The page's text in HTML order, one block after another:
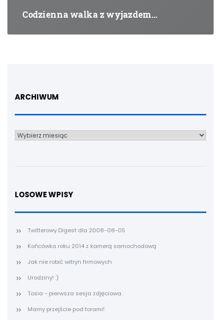
Codzienna walka z wyjazdem…
ARCHIWUM
Archiwum
LOSOWE WPISY
Twitterowy Digest dla 2008-08-05
Końcówka roku 2014 z kamerą samochodową
Jak nie robić witryn firmowych
Urodziny! :)
Tosia - pierwsza sesja zdjęciowa.
Mamy przejście pod torami!